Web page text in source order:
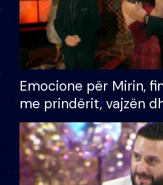
Emocione për Mirin,
me prindërit, vajzën
bashkëshorten:
divorci apo jo?